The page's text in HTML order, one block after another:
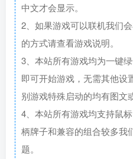
中文才会显示。
2、如果游戏可以联机我们
的方式请查看游戏说明。
3、本站所有游戏均为一键
即可开始游戏，无需其他设
别游戏特殊启动的均有图文
4、本站所有游戏均支持鼠
柄牌子和兼容的组合较多我
题。